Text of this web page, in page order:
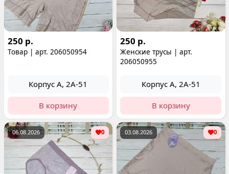
250 р.
Товар | арт. 206050954
Корпус А, 2А-51
В корзину
250 р.
Женские трусы | арт.
206050955
Корпус А, 2А-51
В корзину
06.08.2026 0 03.08.2026 0